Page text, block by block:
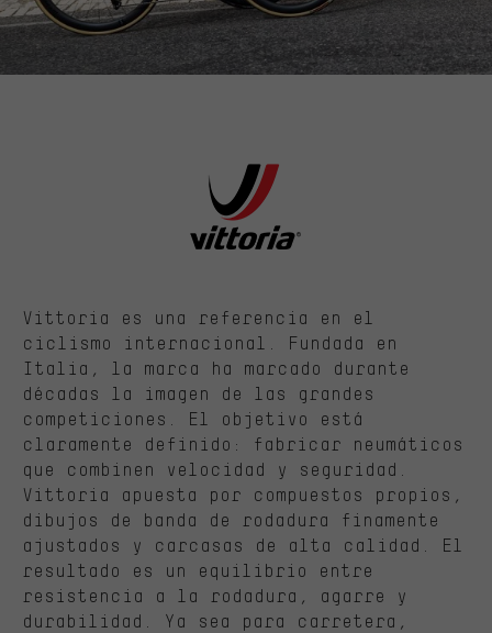
Vittoria es una referencia en el
ciclismo internacional. Fundada en
Italia, la marca ha marcado durante
décadas la imagen de las grandes
competiciones. El objetivo está
claramente definido: fabricar neumáticos
que combinen velocidad y seguridad.
Vittoria apuesta por compuestos propios,
dibujos de banda de rodadura finamente
ajustados y carcasas de alta calidad. El
resultado es un equilibrio entre
resistencia a la rodadura, agarre y
durabilidad. Ya sea para carretera,